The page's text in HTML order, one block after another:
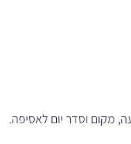
מקום וסדר יום לאסיפה.